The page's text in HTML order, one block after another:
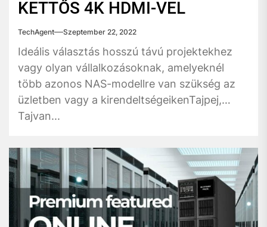
KETTŐS 4K HDMI-VEL
TechAgent Szeptember 22, 2022
Ideális választás hosszú távú projektekhez
vagy olyan vállalkozásoknak, amelyeknél
több azonos NAS-modellre van szükség az
üzletben vagy a kirendeltségeikenTajpej,
Tajvan...